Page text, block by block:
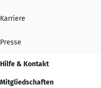
Karriere
Presse
Hilfe & Kontakt
Mitgliedschaften